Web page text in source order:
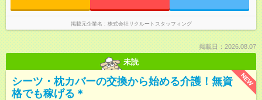
掲載元企業名 株式会社リクルートスタッフィング
掲載日：2026.08.07
未読
NEW
シーツ・枕カバーの交換から始める介護！無資
格でも稼げる＊